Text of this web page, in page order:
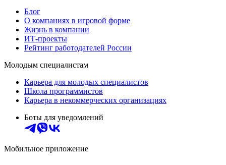
Блог
О компаниях в игровой форме
Жизнь в компании
ИТ-проекты
Рейтинг работодателей России
Молодым специалистам
Карьера для молодых специалистов
Школа программистов
Карьера в некоммерческих организациях
Боты для уведомлений
Мобильное приложение